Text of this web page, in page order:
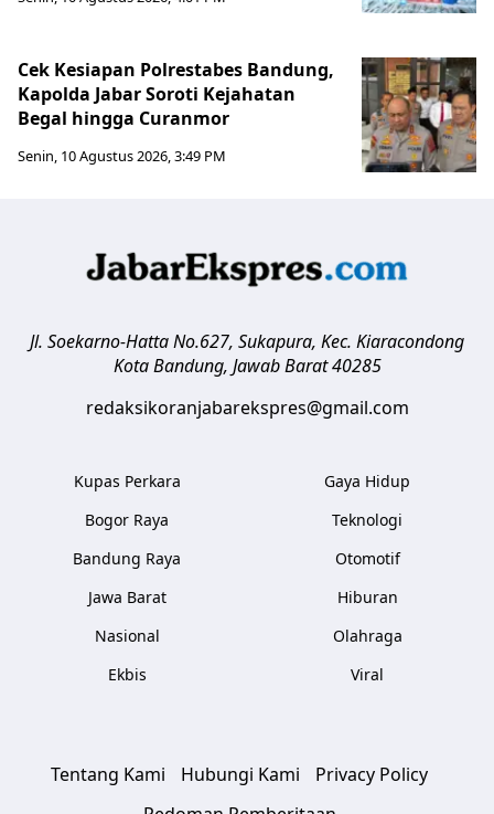
Cek Kesiapan Polrestabes Bandung,
Kapolda Jabar Soroti Kejahatan
Begal hingga Curanmor
Senin, 10 Agustus 2026, 3:49 PM
Jl. Soekarno-Hatta No.627, Sukapura, Kec. Kiaracondong
Kota Bandung, Jawab Barat 40285
redaksikoranjabarekspres@gmail.com
Kupas Perkara
Bogor Raya
Bandung Raya
Jawa Barat
Nasional
Ekbis
Gaya Hidup
Teknologi
Otomotif
Hiburan
Olahraga
Viral
Tentang Kami Hubungi Kami
Privacy Policy